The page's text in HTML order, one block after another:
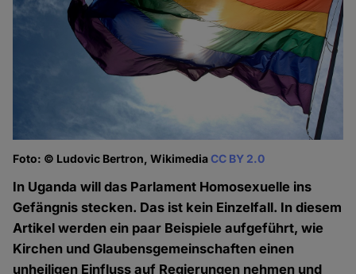
Foto: © Ludovic Bertron, WikimediaCC BY 2.0
In Uganda will das Parlament Homosexuelle ins
Gefängnis stecken. Das ist kein Einzelfall. In diesem
Artikel werden ein paar Beispiele aufgeführt, wie
Kirchen und Glaubensgemeinschaften einen
unheiligen Einfluss auf Regierungen nehmen und